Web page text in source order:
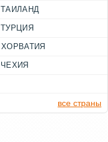
ТАИЛАНД
ТУРЦИЯ
ХОРВАТИЯ
ЧЕХИЯ
все страны